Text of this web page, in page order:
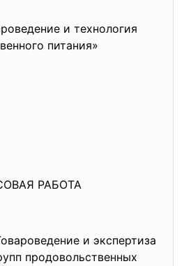
и технология
питания»
РАБОТА
и экспертиза
продовольственных